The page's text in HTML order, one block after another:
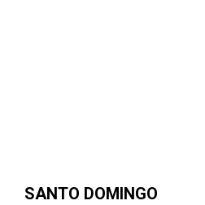
SANTO DOMINGO